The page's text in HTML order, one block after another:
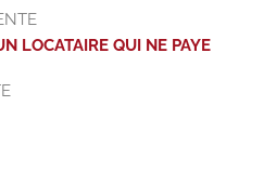
LOCATAIRE QUI NE PAYE